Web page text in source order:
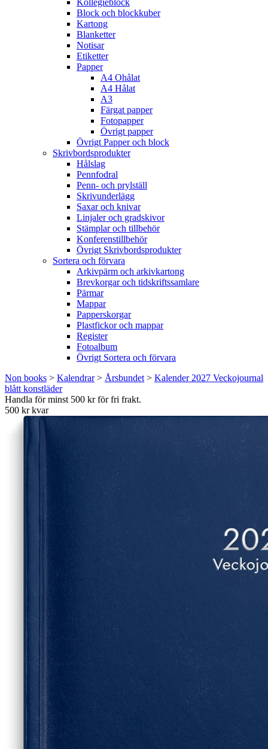
Kollegieblock
Block och blockkuber
Kartong
Blanketter
Notisar
Etiketter
Papper
A4 Ohålat
A4 Hålat
A3
Färgat papper
Fotopapper
Övrigt papper
Övrigt Papper och block
Skrivbordsprodukter
Hålslag
Pennfodral
Penn- och prylställ
Skrivunderlägg
Saxar och knivar
Linjaler och gradskivor
Stämplar och tillbehör
Konferenstillbehör
Övrigt Skrivbordsprodukter
Sortera och förvara
Arkivpärm och arkivkartong
Brevkorgar och tidskriftssamlare
Pärmar
Mappar
Papperskorgar
Plastfickor och mappar
Register
Fotoalbum
Övrigt Sortera och förvara
Non books > Kalendrar> Årsbundet > Kalender 2027 Veckojournal
blått konstläder
Handla för minst 500 kr för fri frakt.
500 kr kvar